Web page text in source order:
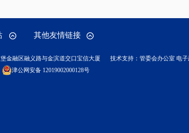
其他友情链接
金融区融义路与金滨道交口宝信大厦
技术支持：管委会办公室 电
津公网安备 12019002000128号